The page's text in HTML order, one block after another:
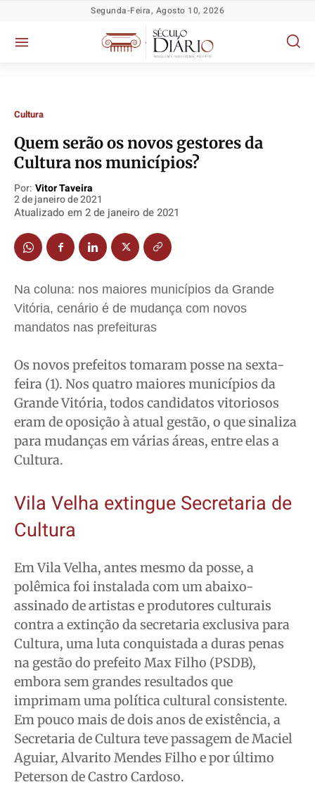
Socioeconômicas
Justiça
Educação
Segurança
Saúde
Economia
Cultura
Caetano Roque
Gustavo Bastos
Wanda Sily
Publicidade Legal
Quem Somos
Expediente
Contato
Anuncie
Socioeconômicas
Justiça
Educação
Segurança
Saúde
Economia
Cultura
Caetano Roque
Gustavo Bastos
Wanda Sily
Publicidade Legal
Quem Somos
Expediente
Contato
Anuncie
Socioeconômicas
Justiça
Educação
Segurança
Saúde
Economia
Cultura
Caetano Roque
Gustavo Bastos
Wanda Sily
Publicidade Legal
Quem Somos
Expediente
Contato
Anuncie
Socioeconômicas
Justiça
Educação
Segurança
Saúde
Economia
Cultura
Caetano Roque
Gustavo Bastos
Wanda Sily
Publicidade Legal
Quem Somos
Expediente
Contato
Anuncie
Segunda-Feira, Agosto 10, 2026
Cultura
Quem serão os novos gestores da
Cultura nos municípios?
Por: Vitor Taveira
2 de janeiro de 2021
Atualizado em 2 de janeiro de 2021
Na coluna: nos maiores municípios da Grande
Vitória, cenário é de mudança com novos
mandatos nas prefeituras
Os novos prefeitos tomaram posse na sexta-
feira (1). Nos quatro maiores municípios da
Grande Vitória, todos candidatos vitoriosos
eram de oposição à atual gestão, o que sinaliza
para mudanças em várias áreas, entre elas a
Cultura.
Vila Velha extingue Secretaria de
Cultura
Em Vila Velha, antes mesmo da posse, a
polêmica foi instalada com um abaixo-
assinado de artistas e produtores culturais
contra a extinção da secretaria exclusiva para
Cultura, uma luta conquistada a duras penas
na gestão do prefeito Max Filho (PSDB),
embora sem grandes resultados que
imprimam uma política cultural consistente.
Em pouco mais de dois anos de existência, a
Secretaria de Cultura teve passagem de Maciel
Aguiar, Alvarito Mendes Filho e por último
Peterson de Castro Cardoso.